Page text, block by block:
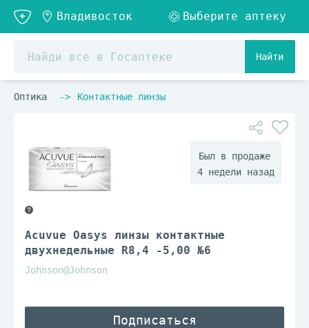
Найти
Оптика Контактные линзы
Acuvue Oasys линзы контактные
двухнедельные R8,4 -5,00 №6
Johnson@Johnson
4 недели назад
Подписаться